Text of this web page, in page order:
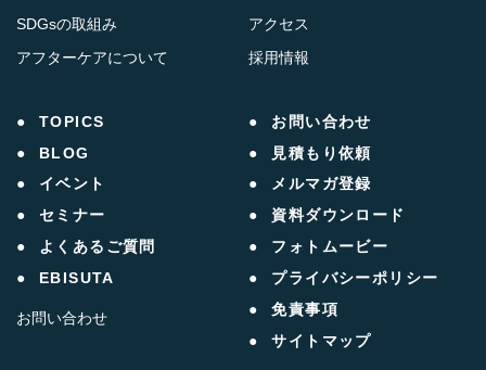
SDGsの取組み
アフターケアについて
アクセス
採用情報
TOPICS
BLOG
イベント
セミナー
よくあるご質問
EBISUTA
お問い合わせ
お問い合わせ
見積もり依頼
メルマガ登録
資料ダウンロード
フォトムービー
プライバシーポリシー
免責事項
サイトマップ